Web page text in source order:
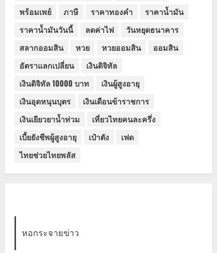
พร้อมเพย์
ภาษี ราคาทองคำ
ราคาน้ำมัน
ราคาน้ำมันวันนี้
ลดค่าไฟ
วันหยุดธนาคาร
สลากออมสิน
หวย หวยออมสิน
ออมสิน
อัตราแลกเปลี่ยน
เงินดิจิทัล
เงินดิจิทัล 10000 บาท
เงินผู้สูงอายุ
เงินอุดหนุนบุตร
เงินเดือนข้าราชการ
เงินเยียวยาน้ำท่วม
เที่ยวไทยคนละครึ่ง
เบี้ยยังชีพผู้สูงอายุ
เป๋าตัง
เฟด
ไทยช่วยไทยพลัส
หอกระจายข่าว